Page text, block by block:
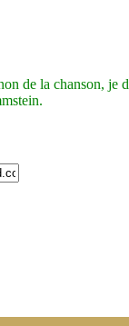
de la chanson, je